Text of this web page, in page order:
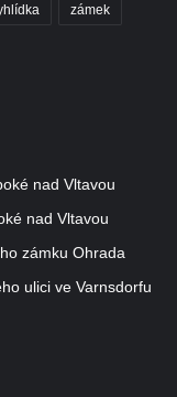
zámek
nad Vltavou
nad Vltavou
zámku Ohrada
ulici ve Varnsdorfu